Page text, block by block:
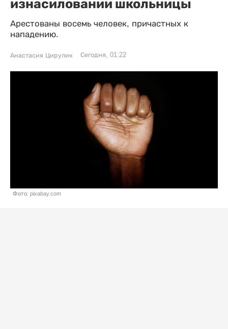
изнасиловании школьницы
Арестованы восемь человек, причастных к
нападению.
Анастасия Цирулик Сегодня, 01:22
Фото: pixabay.com